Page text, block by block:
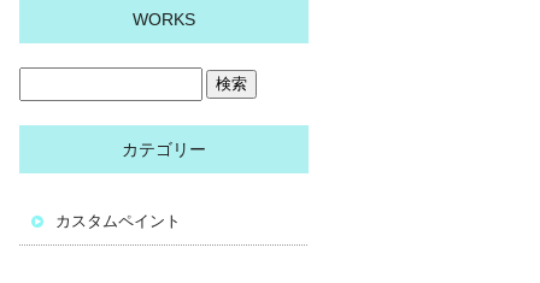
WORKS
カテゴリー
カスタムペイント